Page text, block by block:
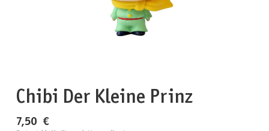
Chibi Der Kleine Prinz
7,50 €